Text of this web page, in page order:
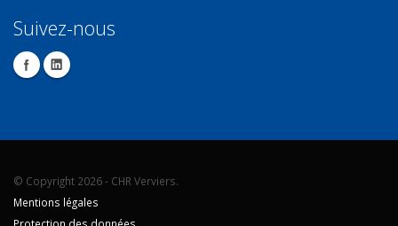
Suivez-nous
© Copyright 2026 - CHR Verviers.
Mentions légales
Protection des données